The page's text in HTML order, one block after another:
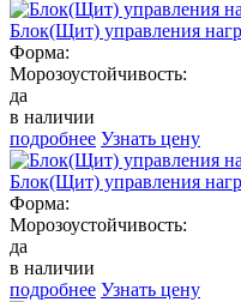
Блок(Щит) управления
Форма:
Морозоустойчивость:
да
в наличии
подробнее Узнать цену
Блок(Щит) управления
Форма:
Морозоустойчивость:
да
в наличии
подробнее Узнать цену